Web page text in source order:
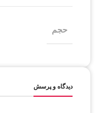
حجم
دیدگاه و پرسش